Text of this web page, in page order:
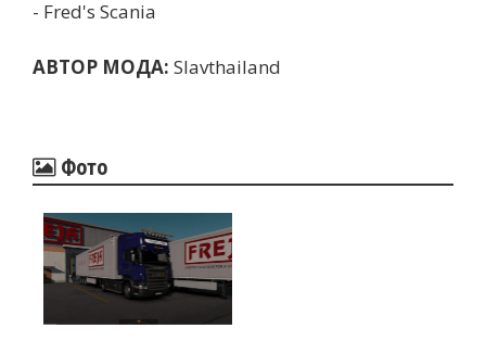
- Fred's Scania
АВТОР МОДА: Slavthailand
Фото